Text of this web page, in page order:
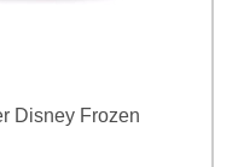
Disney Frozen